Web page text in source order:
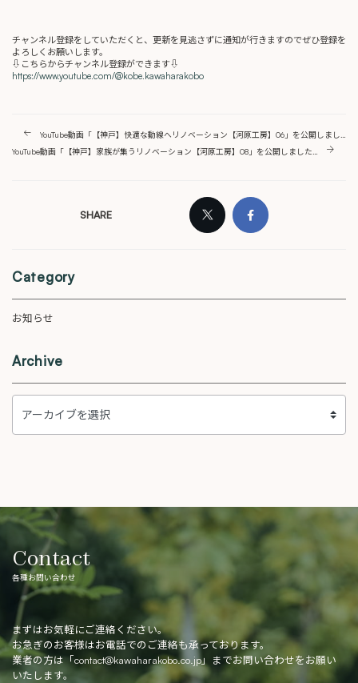
チャンネル登録をしていただくと、更新を見逃さずに通知が行きますのでぜひ登録を
よろしくお願いします。
⇩こちらからチャンネル登録ができます⇩
https://www.youtube.com/@kobe.kawaharakobo
YouTube動画「【神戸】快適な動線へリノベーション【河原工房】06」を公開しました。
SHARE
Category
お知らせ
Archive
Contact
各種お問い合わせ
まずはお気軽にご連絡ください。
お急ぎのお客様はお電話でのご連絡も承っております。
業者の方は「contact@kawaharakobo.co.jp」までお問い合わせをお願い
いたします。